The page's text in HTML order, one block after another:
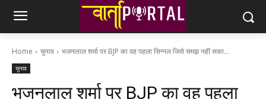
Home चुनाव भजनलाल शर्मा पर BJP का वह पहला सिग्नल जिसे समझ नहीं सका...
चुनाव
भजनलाल शर्मा पर BJP का वह पहला